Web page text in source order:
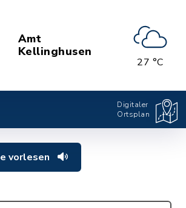
Amt
Kellinghusen
27 °C
Digitaler
Ortsplan
vorlesen